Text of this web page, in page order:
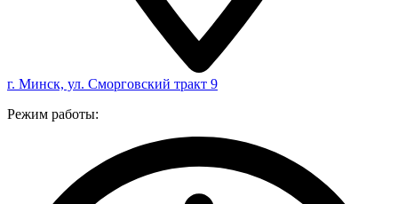
г. Минск, ул. Сморговский тракт 9
Режим работы: